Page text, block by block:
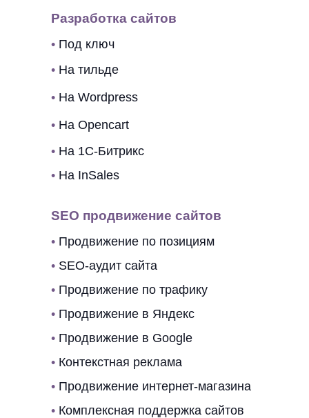
Разработка сайтов
• Под ключ
• На Opencart
• На тильде
• На 1C-Битрикс
• На InSales
• На Wordpress
• Продвижение в Яндекс
• Продвижение в Google
• Контекстная реклама
• Продвижение интернет-магазина
• Комплексная поддержка сайтов
SEO продвижение сайтов
• Продвижение по позициям
• SEO-аудит сайта
• Продвижение по трафику